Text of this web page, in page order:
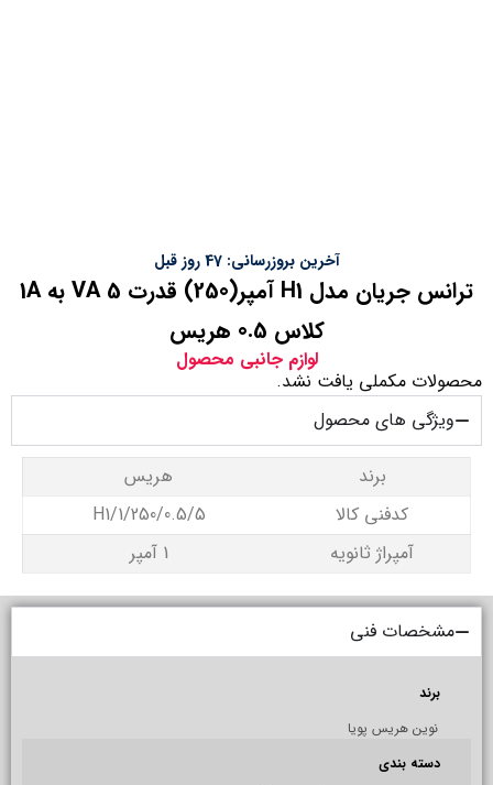
آخرین بروزرسانی: 47 روز قبل
ترانس جریان مدل H1 آمپر(250) قدرت 5 VA به 1A
کلاس 0.5 هریس
لوازم جانبی محصول
محصولات مکملی یافت نشد.
ویژگی های محصول
برند
هریس
کدفنی کالا
H1/1/250/0.5/5
آمپراژ ثانویه
1 آمپر
مشخصات فنی
برند
نوین هریس پویا
دسته بندی